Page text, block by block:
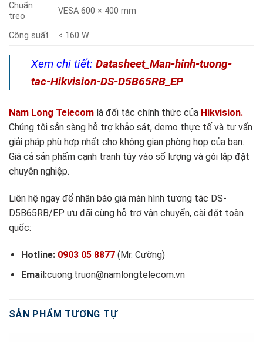
Chuẩn
treo
VESA 600 × 400 mm
Công suất < 160 W
Xem chi tiết: Datasheet_Man-hinh-tuong-
tac-Hikvision-DS-D5B65RB_EP
Nam Long Telecom là đối tác chính thức của Hikvision.
Chúng tôi sẵn sàng hỗ trợ khảo sát, demo thực tế và tư vấn
giải pháp phù hợp nhất cho không gian phòng họp của bạn.
Giá cả sản phẩm cạnh tranh tùy vào số lượng và gói lắp đặt
chuyên nghiệp.
Liên hệ ngay để nhận báo giá màn hình tương tác DS-
D5B65RB/EP ưu đãi cùng hỗ trợ vận chuyển, cài đặt toàn
quốc:
Hotline:0903 05 8877(Mr. Cường)
Email:cuong.truon@namlongtelecom.vn
SẢN PHẨM TƯƠNG TỰ